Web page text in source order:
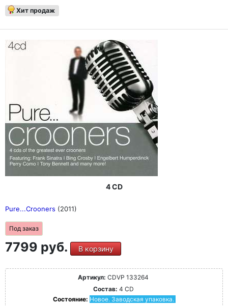
Хит продаж
4 CD
Pure...Crooners (2011)
Под заказ
7799 руб. В корзину
Артикул: CDVP 133264
Состав: 4 CD
Состояние: Новое. Заводская упаковка.